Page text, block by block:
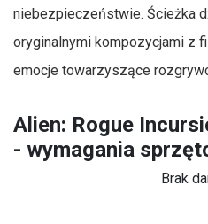
niebezpieczeństwie. Ścieżka
oryginalnymi kompozycjami z
emocje towarzyszące
Alien: Rogue
- wymagania
Brak